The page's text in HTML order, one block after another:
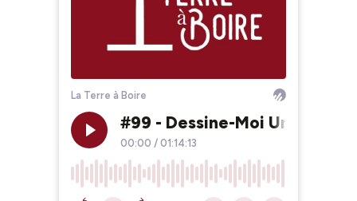
La Terre à Boire
#99 - Dessine-Moi Un Vin
00:00 / 01:14:13